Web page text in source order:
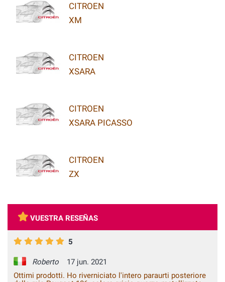
CITROEN
XM
CITROEN
XSARA
CITROEN
XSARA PICASSO
CITROEN
ZX
VUESTRA RESEÑAS
5
Roberto
17 jun. 2021
Ottimi prodotti. Ho riverniciato l'intero paraurti posteriore